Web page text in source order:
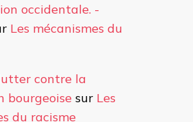
occidentale. -
Les mécanismes du
contre la
bourgeoisesur Les
du racisme